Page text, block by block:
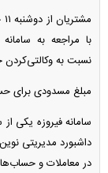
نسبت به وکالتی‌کردن
مبلغ مسدودی برای حساب وکالتی ۵۰۰
سامانه فیروزه یکی
داشبورد مدیریتی
در معاملات و